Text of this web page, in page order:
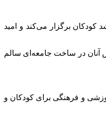
کودکان برگزار می‌کند و امید
آنان در ساخت جامعه‌ای سالم
و فرهنگی برای کودکان و